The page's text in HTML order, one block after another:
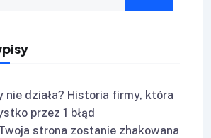
nie działa? Historia firmy, która
przez 1 błąd
strona zostanie zhakowana